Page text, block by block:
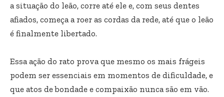
a situação do leão, corre até ele e, com seus dentes
afiados, começa a roer as cordas da rede, até que o leão
é finalmente libertado.
Essa ação do rato prova que mesmo os mais frágeis
podem ser essenciais em momentos de dificuldade, e
que atos de bondade e compaixão nunca são em vão.